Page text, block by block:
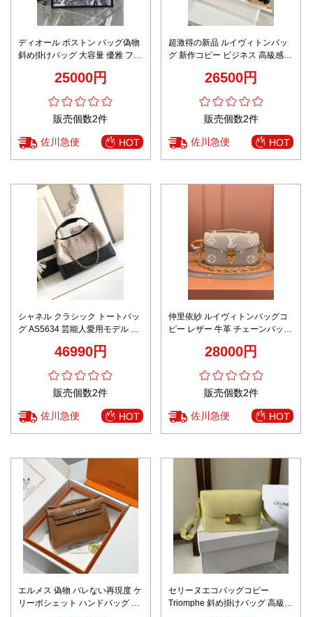
ディオール ボストン バッグ偽物
斜め掛けバッグ 大容量 優雅 ファ
25000円
販売個数2件
佐川急便 HOT
超激得の新品 ルイヴィトンバッ
グ 新作コピー ビジネス 高級感
26500円
販売個数2件
佐川急便 HOT
シャネル クラシック トートバッ
グ AS5634 芸能人愛用モデル 極
ー高リピ率46990円
販売個数2件
佐川急便 HOT
仲里依紗 ルイヴィトンバッグコ
ピー レザー 牛革 チェーンバッグ
28000円
販売個数2件
佐川急便 HOT
エルメス 偽物 バレない再現度 ケ
リーポシェット ハンドバッグ 定
セリーヌエコバッグコピー
Triomphe 斜め掛けバッグ 高級感